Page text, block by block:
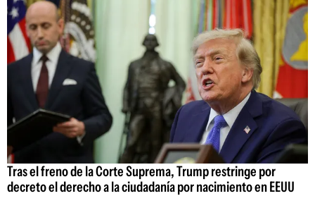
Tras el freno de la Corte Suprema, Trump restringe por
decreto el derecho a la ciudadanía por nacimiento en EEUU